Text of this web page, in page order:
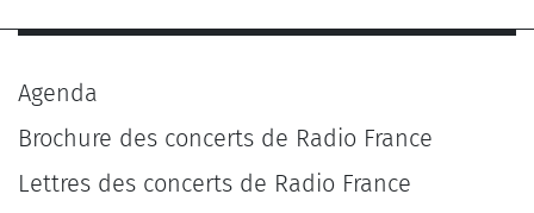
Agenda
Brochure des concerts de Radio France
Lettres des concerts de Radio France